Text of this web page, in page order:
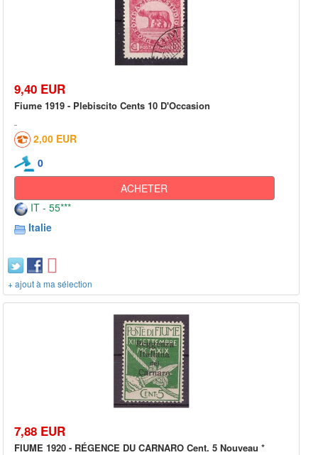
9,40 EUR
Fiume 1919 - Plebiscito Cents 10 D'Occasion
2,00 EUR
0
ACHETER
IT - 55***
Italie
+ ajout à ma sélection
7,88 EUR
FIUME 1920 - RÉGENCE DU CARNARO Cent. 5 Nouveau *